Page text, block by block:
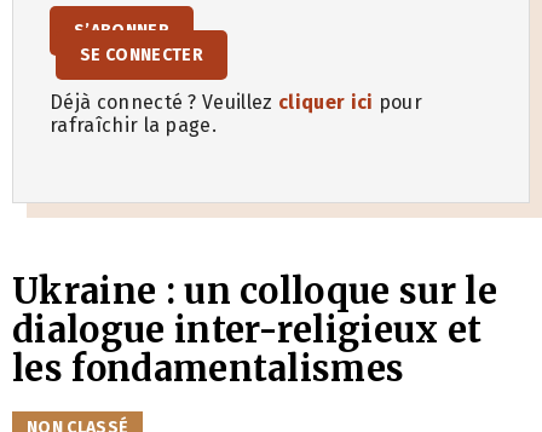
S’ABONNER
SE CONNECTER
Déjà connecté ? Veuillez cliquer ici pour
rafraîchir la page.
Ukraine : un colloque sur le
dialogue inter-religieux et
les fondamentalismes
CATÉGORIES
NON CLASSÉ